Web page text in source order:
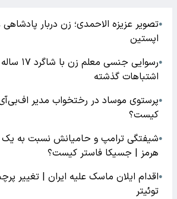
●تصویر عزیزه الاحمدی؛ زن دربار
اپستین
●
رسوایی
اشتباهات گذشته
●پرستوی موساد در رختخواب مدیر
کیست؟
●شیفتگی ترامپ و حامیانش نسبت به یک
هرمز | جسیکا فاستر کیست؟
●اقدام ایلان ماسک علیه ایران | تغییر
توئیتر